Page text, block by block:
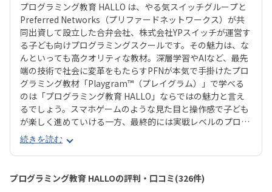
プログラミング教育 HALLO は、やる気スイッチグループと
Preferred Networks（プリファードネットワークス）が共
同出資して設立した合弁会社、株式会社YPスイッチが運営す
る子ども向けプログラミングスクールです。その魅力は、な
んといっても高クオリティな教材。深層学習やAIなど、最先
端の技術で社会に変革をもたらすPFNが本気で手掛けたプロ
グラミング教材「Playgram™（プレイグラム）」で学べる
のは「プログラミング教育 HALLO」ならではの魅力と言え
るでしょう。スマホゲームのような見た目と操作感で子ども
が楽しく進めていける一方、最終的には実戦レベルのプログ
ラミングスキルが身につく「Playgram」には、まるでマイ
ンクラフト（マイクラ）のように3D空間をデザインできるモ
ードも。子どもの創造性と技術力、そのどちらも高めていけ
るスクールをお探しのご家庭にぴったりのスクールです。ま
た、運営元のやる気スイッチグループといえば、子どもの性
続きを読む
プログラミング教育 HALLOの評判・口コミ(326件)